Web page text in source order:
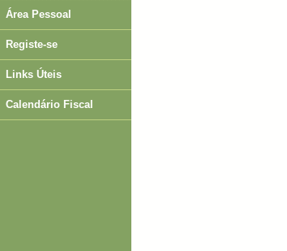
Área Pessoal
Registe-se
Links Úteis
Calendário Fiscal